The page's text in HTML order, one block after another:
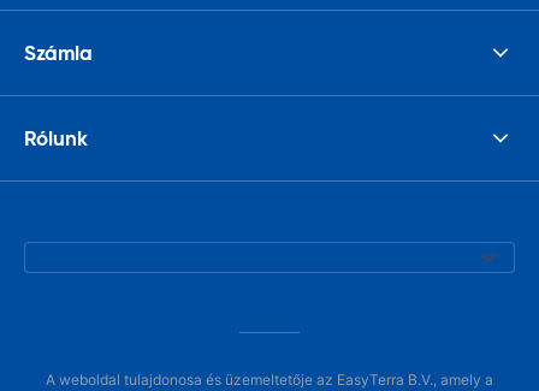
Számla
Rólunk
A weboldal tulajdonosa és üzemeltetője az EasyTerra B.V., amely a